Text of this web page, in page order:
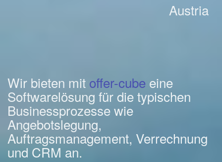
Austria
Wir bieten mit offer-cube eine
Softwarelösung für die typischen
Businessprozesse wie
Angebotslegung,
Auftragsmanagement, Verrechnung
und CRM an.